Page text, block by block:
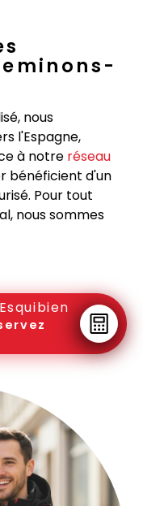
nous
l'Espagne,
à notre réseau
bénéficient d'un
Pour tout
nous sommes